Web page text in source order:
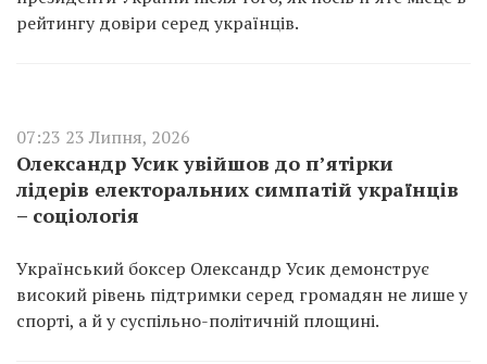
рейтингу довіри серед українців.
07:23 23 Липня, 2026
Олександр Усик увійшов до п’ятірки
лідерів електоральних симпатій українців
– соціологія
Український боксер Олександр Усик демонструє
високий рівень підтримки серед громадян не лише у
спорті, а й у суспільно-політичній площині.